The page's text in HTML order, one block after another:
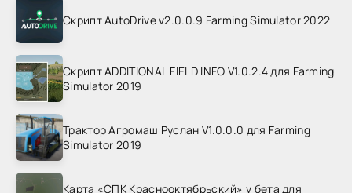
Скрипт AutoDrive v2.0.0.9 Farming Simulator 2022
Скрипт ADDITIONAL FIELD INFO V1.0.2.4 для Farming
Simulator 2019
Трактор Агромаш Руслан V1.0.0.0 для Farming
Simulator 2019
Карта «СПК Краснооктябрьский» v бета для